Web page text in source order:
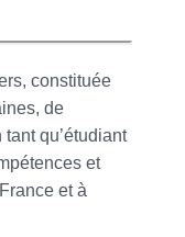
constituée
de
qu’étudiant
et
et à